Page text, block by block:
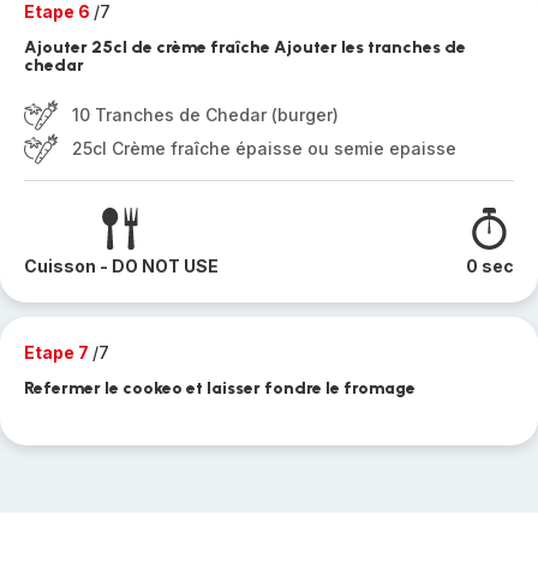
Etape 6 /7
Ajouter 25cl de crème fraîche Ajouter les tranches de
chedar
10 Tranches de Chedar (burger)
25cl Crème fraîche épaisse ou semie epaisse
Cuisson - DO NOT USE 0 sec
Etape 7 /7
Refermer le cookeo et laisser fondre le fromage